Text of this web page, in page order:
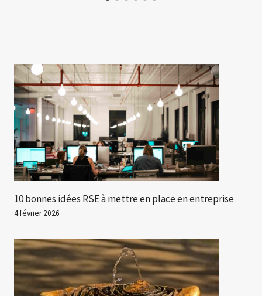
10 bonnes idées RSE à mettre en place en entreprise
4 février 2026